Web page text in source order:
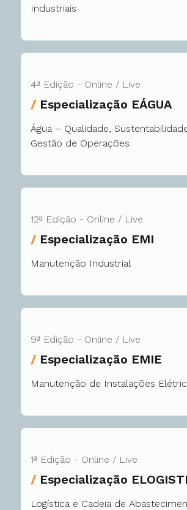
Industriais
4ª Edição - Online / Live
/ Especialização EÁGUA
Água – Qualidade,
Gestão de Operações
12ª Edição - Online / Live
/ Especialização EMI
Manutenção Industrial
9ª Edição - Online / Live
/ Especialização EMIE
Manutenção de Instalações
1ª Edição - Online / Live
/ Especialização
Logística e Cadeia de